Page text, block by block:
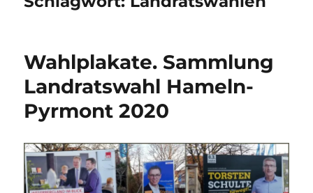
Wahlplakate. Sammlung
Landratswahl Hameln-
Pyrmont 2020